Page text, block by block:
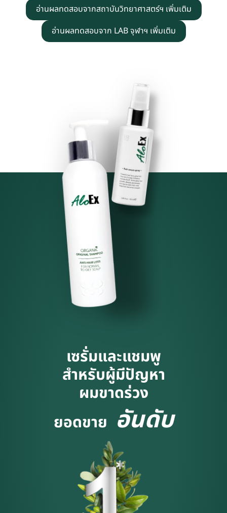
อ่านผลทดสอบจากสถาบันวิทยาศาสตร์ฯ เพิ่มเติม
อ่านผลทดสอบจาก LAB จุฬาฯ เพิ่มเติม
เซรั่มและแชมพู
สำหรับผู้มีปัญหา
ผมขาดร่วง
ยอดขาย อันดับ